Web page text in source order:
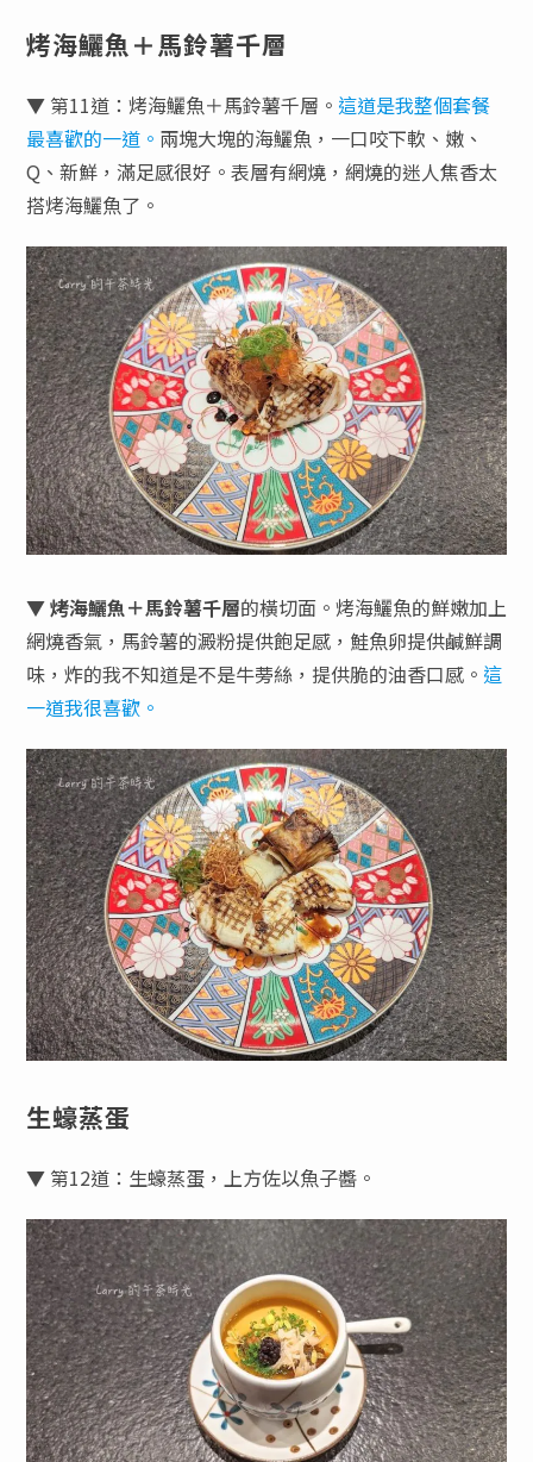
烤海鱺魚＋馬鈴薯千層
▼ 第11道：烤海鱺魚＋馬鈴薯千層。 這道是我整個套餐
最喜歡的一道。 兩塊大塊的海鱺魚，一口咬下軟、嫩、
Q、新鮮，滿足感很好。表層有網燒，網燒的迷人焦香太
搭烤海鱺魚了。
▼烤海鱺魚＋馬鈴薯千層的橫切面。烤海鱺魚的鮮嫩加上
網燒香氣，馬鈴薯的澱粉提供飽足感，鮭魚卵提供鹹鮮調
味，炸的我不知道是不是牛蒡絲，提供脆的油香口感。 這
一道我很喜歡。
生蠔蒸蛋
▼ 第12道：生蠔蒸蛋，上方佐以魚子醬。